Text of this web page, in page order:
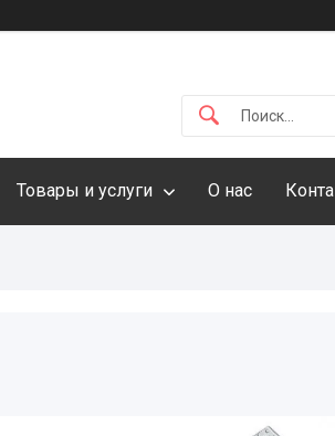
Товары и услуги О нас